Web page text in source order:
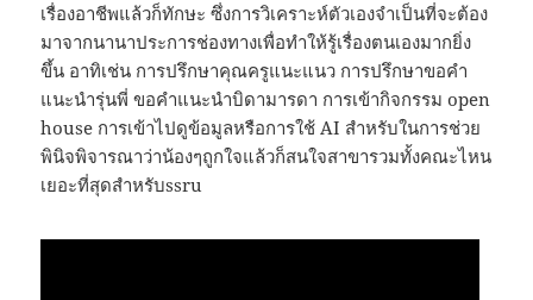
เรื่องอาชีพแล้วก็ทักษะ ซึ่งการวิเคราะห์ตัวเองจำเป็นที่จะต้อง
มาจากนานาประการช่องทางเพื่อทำให้รู้เรื่องตนเองมากยิ่ง
ขึ้น อาทิเช่น การปรึกษาคุณครูแนะแนว การปรึกษาขอคำ
แนะนำรุ่นพี่ ขอคำแนะนำบิดามารดา การเข้ากิจกรรม open
house การเข้าไปดูข้อมูลหรือการใช้ AI สำหรับในการช่วย
พินิจพิจารณาว่าน้องๆถูกใจแล้วก็สนใจสาขารวมทั้งคณะไหน
เยอะที่สุดสำหรับssru